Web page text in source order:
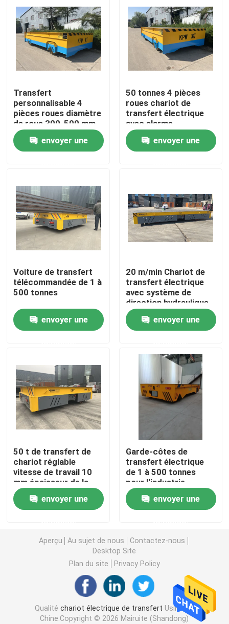
Maison
Produits
Au sujet de nous
Visite d'usine
Contactez-nous
Demandez une citation
Chariot de transfert d'AGV
Chariot de transfert de rail
Grue de portique sur pneus
Seau de grippage
Conteneur Crane Spreader
Grue anti-déflagrante
Auvent de structure en acier
Transfert
personnalisable 4
pièces roues diamètre
de roue 300-500 mm
envoyer une
50 tonnes 4 pièces
roues chariot de
transfert électrique
avec alarme
d'avertissement et
arrêt finalenvoyer une
Voiture de transfert
télécommandée de 1 à
500 tonnes
envoyer une
20 m/min Chariot de
transfert électrique
avec système de
direction hydraulique
envoyer une
50 t de transfert de
chariot réglable
vitesse de travail 10
mm épaisseur de la
plaque
envoyer une
Garde-côtes de
transfert électrique
de 1 à 500 tonnes
pour l'industrie
envoyer une
Aperçu Au sujet de nous
Contactez-nous
Desktop Site
Plan du site
Privacy Policy
Qualitéchariot électrique de transfert Usine De
Chine.Copyright © 2026 Mairuite (Shandong)